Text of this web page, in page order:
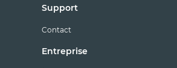
Support
Contact
Entreprise